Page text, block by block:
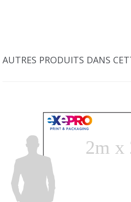
AUTRES PRODUITS DANS